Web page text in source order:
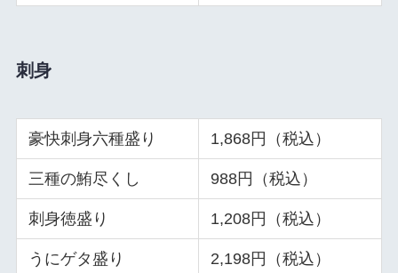
刺身
豪快刺身六種盛り 1,868円（税込）
三種の鮪尽くし 988円（税込）
刺身徳盛り 1,208円（税込）
うにゲタ盛り 2,198円（税込）